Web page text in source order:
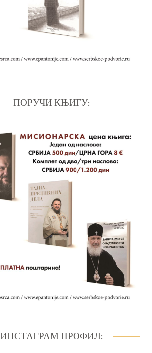
ПОРУЧИ КЊИГУ:
ИНСТАГРАМ ПРОФИЛ: